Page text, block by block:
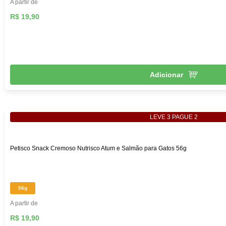
A partir de
R$ 19,90
Adicionar
LEVE 3 PAGUE 2
Petisco Snack Cremoso Nutrisco Atum e Salmão para Gatos 56g
56g
A partir de
R$ 19,90